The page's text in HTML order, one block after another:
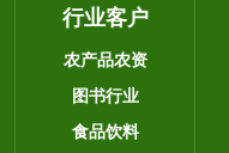
行业客户
农产品农资
图书行业
食品饮料